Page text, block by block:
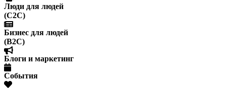
Люди для людей
(С2С)
Бизнес для людей
(B2C)
Блоги и маркетинг
События